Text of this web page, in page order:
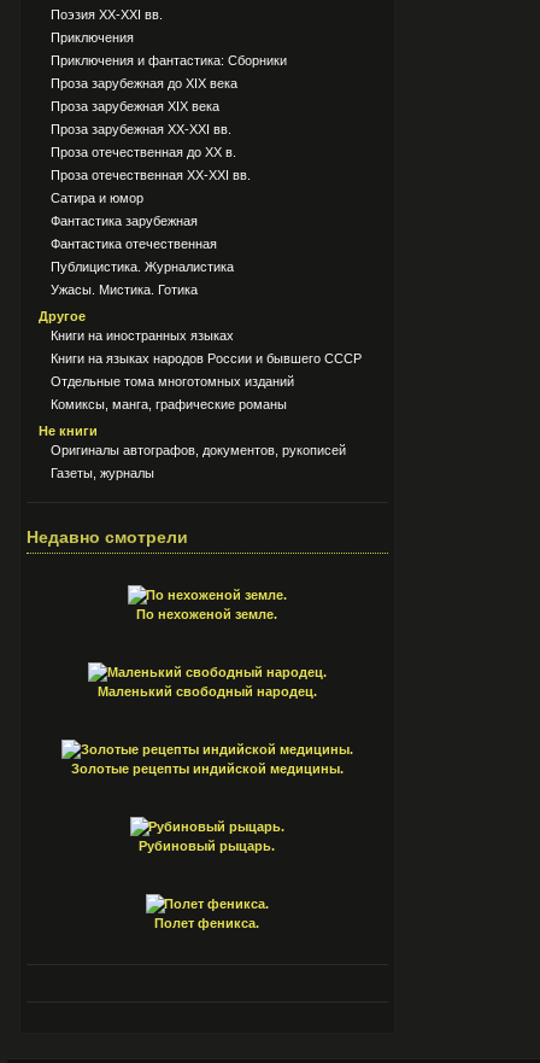
Поэзия XX-XXI вв.
Приключения
Приключения и фантастика: Сборники
Проза зарубежная до XIX века
Проза зарубежная XIX века
Проза зарубежная XX-XXI вв.
Проза отечественная до XX в.
Проза отечественная XX-XXI вв.
Сатира и юмор
Фантастика зарубежная
Фантастика отечественная
Публицистика. Журналистика
Ужасы. Мистика. Готика
Другое
Книги на иностранных языках
Книги на языках народов России и бывшего СССР
Отдельные тома многотомных изданий
Комиксы, манга, графические романы
Не книги
Оригиналы автографов, документов, рукописей
Газеты, журналы
Недавно смотрели
По нехоженой земле.
Маленький свободный народец.
Золотые рецепты индийской медицины.
Рубиновый рыцарь.
Полет феникса.